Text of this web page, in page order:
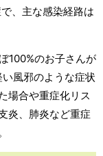
、主な感染経路は
100%のお子さんが
風邪のような症状
場合や重症化リス
炎、肺炎など重症